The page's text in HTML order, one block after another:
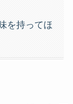
を持ってほ